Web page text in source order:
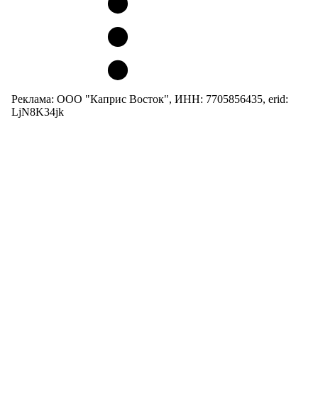
Реклама: ООО "Каприс Восток", ИНН: 7705856435, erid:
LjN8K34jk